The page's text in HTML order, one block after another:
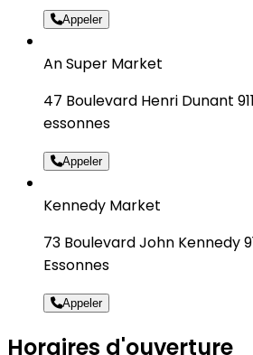
Appeler
An Super Market
47 Boulevard Henri Dunant
essonnes
Appeler
Kennedy Market
73 Boulevard John Kennedy
Essonnes
Appeler
Horaires d'ouverture